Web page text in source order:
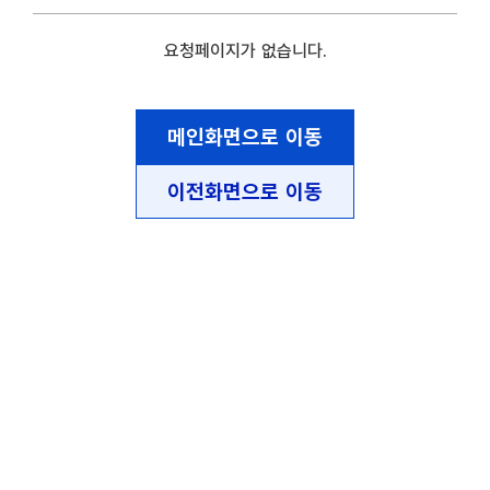
요청페이지가 없습니다.
메인화면으로 이동
이전화면으로 이동